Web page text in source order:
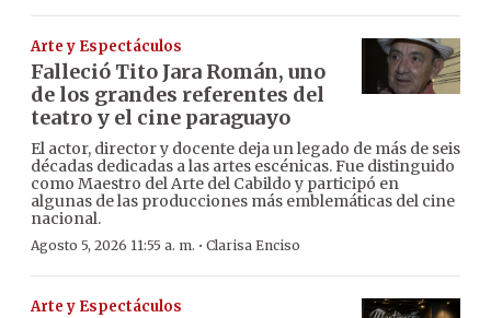
Arte y Espectáculos
Falleció Tito Jara Román, uno
de los grandes referentes del
teatro y el cine paraguayo
El actor, director y docente deja un legado de más de seis
décadas dedicadas a las artes escénicas. Fue distinguido
como Maestro del Arte del Cabildo y participó en
algunas de las producciones más emblemáticas del cine
nacional.
Agosto 5, 2026 11:55 a. m. · Clarisa Enciso
Arte y Espectáculos